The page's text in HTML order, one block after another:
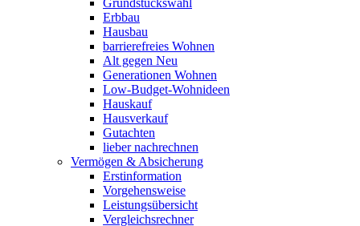
Grundstückswahl
Erbbau
Hausbau
barrierefreies Wohnen
Alt gegen Neu
Generationen Wohnen
Low-Budget-Wohnideen
Hauskauf
Hausverkauf
Gutachten
lieber nachrechnen
Vermögen & Absicherung
Erstinformation
Vorgehensweise
Leistungsübersicht
Vergleichsrechner